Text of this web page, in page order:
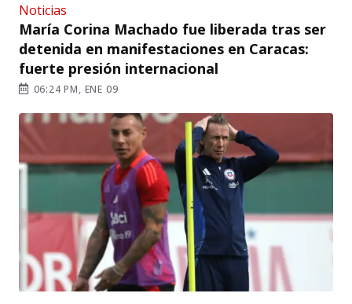
Noticias
María Corina Machado fue liberada tras ser
detenida en manifestaciones en Caracas:
fuerte presión internacional
06:24 PM, ENE 09